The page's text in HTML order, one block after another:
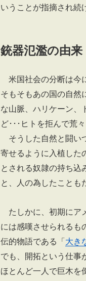
いうことが指摘され続
銃器氾濫の由来
米国社会の分断は今
そもそもあの国の自然
な山脈、ハリケーン、
ど･･･ヒトを拒んで荒
そうした自然と闘い
寄せるように入植した
とされる奴隷の持ち込
と、人の為したことも
たしかに、初期にア
には感嘆させられるも
伝的物語である「 大き
でも、開拓という仕事
ほとんど一人で巨木を